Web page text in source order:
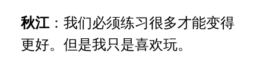
秋江：我们必须练习很多才能变得
更好。但是我只是喜欢玩。